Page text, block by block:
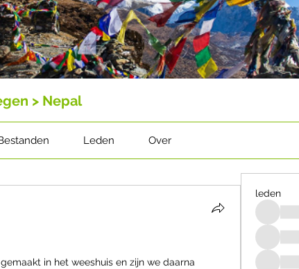
> Nepal
Leden Over
in het weeshuis en zijn we daarna
leden